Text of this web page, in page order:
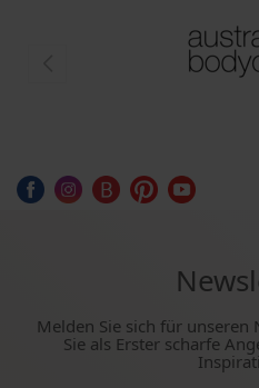
Melden Sie sich für
Sie als Erster scharfe